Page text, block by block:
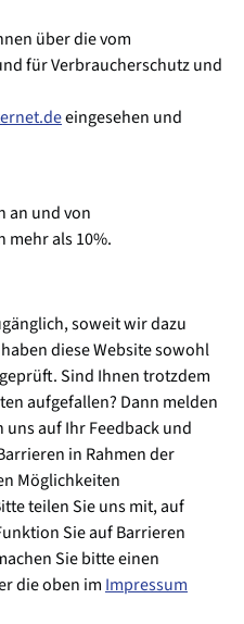
über die vom
für Verbraucherschutz und
eingesehen und
an und von
mehr als 10%.
soweit wir dazu
diese Website sowohl
Sind Ihnen trotzdem
aufgefallen? Dann melden
auf Ihr Feedback und
in Rahmen der
Möglichkeiten
teilen Sie uns mit, auf
Sie auf Barrieren
Sie bitte einen
die oben im Impressum